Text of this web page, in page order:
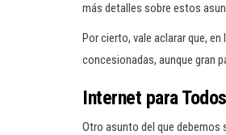
más detalles sobre estos
Por cierto, vale aclarar que,
concesionadas, aunque gran
Internet para Todos
Otro asunto del que debemos